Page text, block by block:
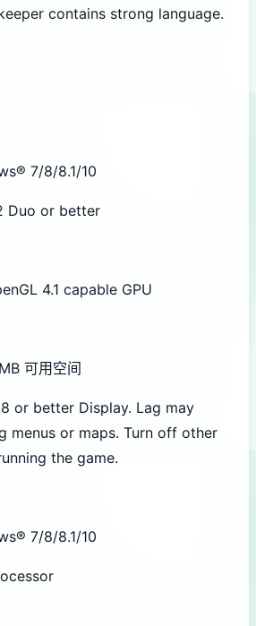
contains strong language.
7/8/8.1/10
Duo or better
4.1 capable GPU
可用空间
or better Display. Lag may
menus or maps. Turn off other
the game.
7/8/8.1/10